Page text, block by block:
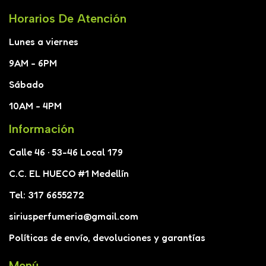
Horarios De Atención
Lunes a viernes
9AM - 6PM
Sábado
10AM - 4PM
Información
Calle 46 · 53-46 Local 179
C.C. EL HUECO #1 Medellín
Tel: 317 6655272
siriusperfumeria@gmail.com
Políticas de envío, devoluciones y garantías